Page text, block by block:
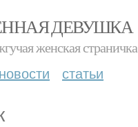
ДЕВУШКА
женская страничка
новости статьи